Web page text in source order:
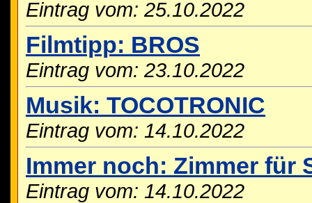
Eintrag vom: 25.10.2022
Filmtipp: BROS
Eintrag vom: 23.10.2022
Musik: TOCOTRONIC
Eintrag vom: 14.10.2022
Immer noch: Zimmer für
Eintrag vom: 14.10.2022